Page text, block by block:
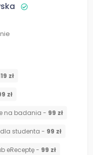
zł
zł
na badania - 99 zł
studenta - 99 zł
eReceptę - 99 zł